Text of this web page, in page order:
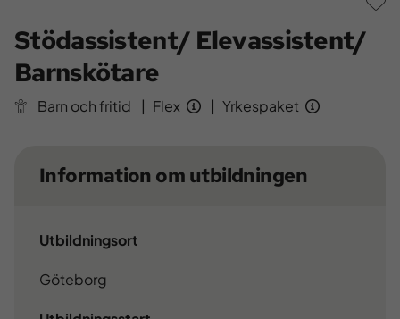
Stödassistent/ Elevassistent/
Barnskötare
Barn och fritid | Flex | Yrkespaket
Information om utbildningen
Utbildningsort
Göteborg